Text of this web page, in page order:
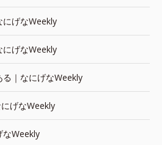
にげなWeekly
にげなWeekly
｜なにげなWeekly
げなWeekly
なWeekly